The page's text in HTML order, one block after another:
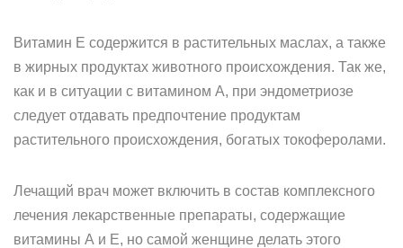
Витамин Е содержится в растительных маслах, а также
в жирных продуктах животного происхождения. Так же,
как и в ситуации с витамином А, при эндометриозе
следует отдавать предпочтение продуктам
растительного происхождения, богатых токоферолами.
Лечащий врач может включить в состав комплексного
лечения лекарственные препараты, содержащие
витамины А и Е, но самой женщине делать этого